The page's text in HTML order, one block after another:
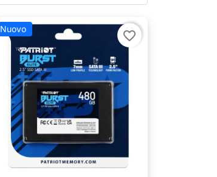
Nuovo favorite_border